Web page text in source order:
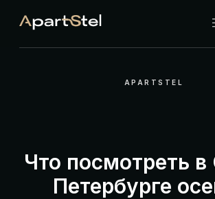
APARTSTEL
Что посмотреть в
Петербурге